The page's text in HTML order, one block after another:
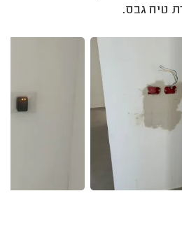
טיח גבס.